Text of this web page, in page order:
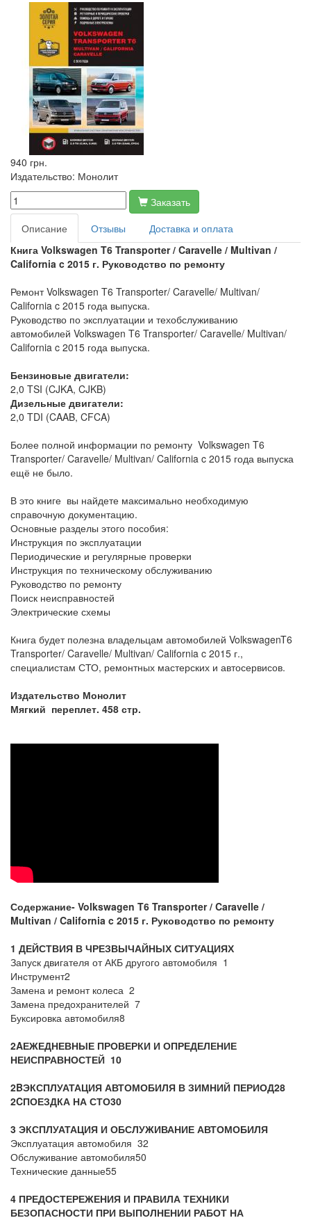
940 грн.
Издательство: Монолит
Заказать
Описание
Отзывы
Доставка и оплата
Книга Volkswagen T6 Transporter / Caravelle / Multivan /
California c 2015 г. Руководство по ремонту
Ремонт Volkswagen T6 Transporter/ Caravelle/ Multivan/
California c 2015 года выпуска.
Руководство по эксплуатации и техобслуживанию
автомобилей Volkswagen T6 Transporter/ Caravelle/ Multivan/
California c 2015 года выпуска.
Бензиновые двигатели:
2,0 TSI (CJKA, CJKB)
Дизельные двигатели:
2,0 TDI (CAAB, CFCA)
Более полной информации по ремонту Volkswagen T6
Transporter/ Caravelle/ Multivan/ California c 2015 года выпуска
ещё не было.
В это книге вы найдете максимально необходимую
справочную документацию.
Основные разделы этого пособия:
Инструкция по эксплуатации
Периодические и регулярные проверки
Инструкция по техническому обслуживанию
Руководство по ремонту
Поиск неисправностей
Электрические схемы
Книга будет полезна владельцам автомобилей VolkswagenT6
Transporter/ Caravelle/ Multivan/ California c 2015 г.,
специалистам СТО, ремонтных мастерских и автосервисов.
Издательство Монолит
Мягкий переплет. 458 стр.
Содержание- Volkswagen T6 Transporter / Caravelle /
Multivan / California c 2015 г. Руководство по ремонту
1 ДЕЙСТВИЯ В ЧРЕЗВЫЧАЙНЫХ СИТУАЦИЯХ
Запуск двигателя от АКБ другого автомобиля 1
Инструмент2
Замена и ремонт колеса 2
Замена предохранителей 7
Буксировка автомобиля8
2AЕЖЕДНЕВНЫЕ ПРОВЕРКИ И ОПРЕДЕЛЕНИЕ
НЕИСПРАВНОСТЕЙ 10
2BЭКСПЛУАТАЦИЯ АВТОМОБИЛЯ В ЗИМНИЙ ПЕРИОД28
2CПОЕЗДКА НА СТО30
3 ЭКСПЛУАТАЦИЯ И ОБСЛУЖИВАНИЕ АВТОМОБИЛЯ
Эксплуатация автомобиля 32
Обслуживание автомобиля50
Технические данные55
4 ПРЕДОСТЕРЕЖЕНИЯ И ПРАВИЛА ТЕХНИКИ
БЕЗОПАСНОСТИ ПРИ ВЫПОЛНЕНИИ РАБОТ НА